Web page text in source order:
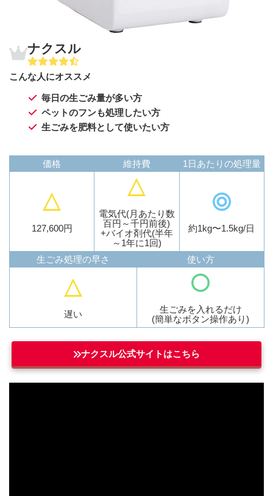
ナクスル
こんな人にオススメ
毎日の生ごみ量が多い方
ペットのフンも処理したい方
生ごみを肥料として使いたい方
価格
127,600円
維持費
電気代(月あたり数
百円～千円前後)
+バイオ剤代(半年
～1年に1回)
1日あたりの処理量
約1kg〜1.5kg/日
生ごみ処理の早さ
遅い
使い方
生ごみを入れるだけ
(簡単なボタン操作あり)
ナクスル公式サイトはこちら